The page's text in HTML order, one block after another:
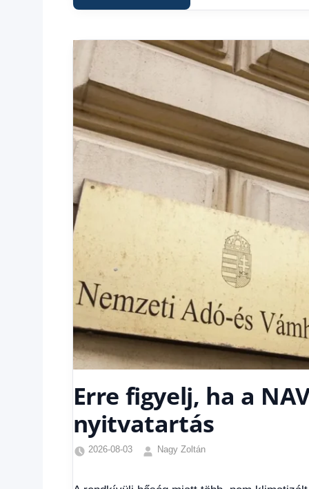
Hitel
Erre figyelj, ha a
nyitvatartás
2026-08-03
Nagy Zoltán